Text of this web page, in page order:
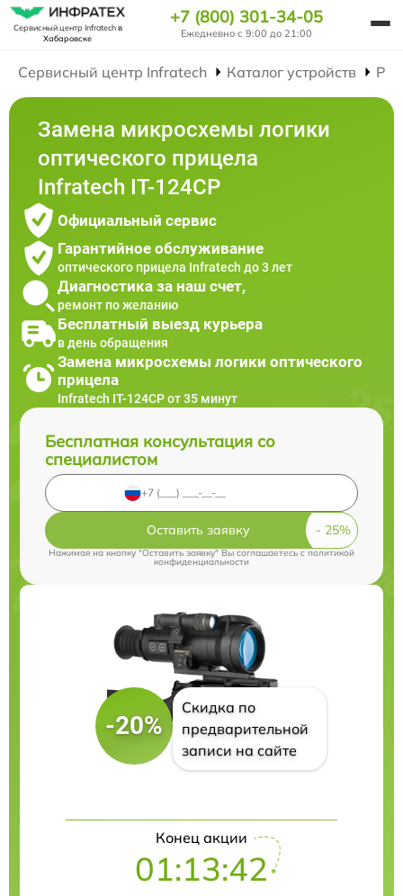
Сервисный центр Infratechв
Хабаровске
+7 (800) 301-34-05
Ежедневно с 9:00 до 21:00
Сервисный центр Infratech Каталог устройств
Замена микросхемы логики
оптического прицела
Infratech IT-124CP
Официальный сервис
Гарантийное обслуживание
оптического прицела Infratech до 3 лет
Диагностика за наш счет,
ремонт по желанию
Бесплатный выезд курьера
в день обращения
Замена микросхемы логики оптического
прицела
Infratech IT-124CP от 35 минут
Бесплатная консультация со
специалистом
Оставить заявку
Нажимая на кнопку "Оставить заявку" Вы соглашаетесь cполитикой
конфиденциальности
-20%
Скидка по
предварительной
записи на сайте
Конец акции
01:13:41